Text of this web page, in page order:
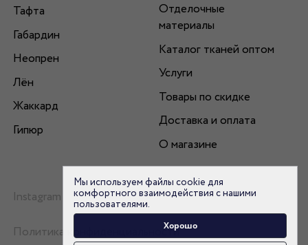
Тафта
Габардин
Неопрен
Лён
Жаккард
Гипюр
Отделочные
материалы
Каталог тканей оптом
Услуги
Товары по скидке
Доставка и оплата
О магазине
Instagram
Политика конфиденциальности
Мы используем файлы cookie для
комфортного взаимодействия с нашими
пользователями.
Хорошо